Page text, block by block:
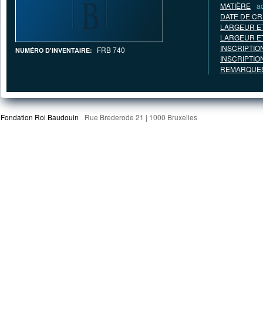
NUMÉRO D'INVENTAIRE: FRB 740
MATIÈRE
DATE DE
LARGEUR
LARGEUR
Fondation Roi Baudouin Rue Brederode 21 | 1000 Bruxelles